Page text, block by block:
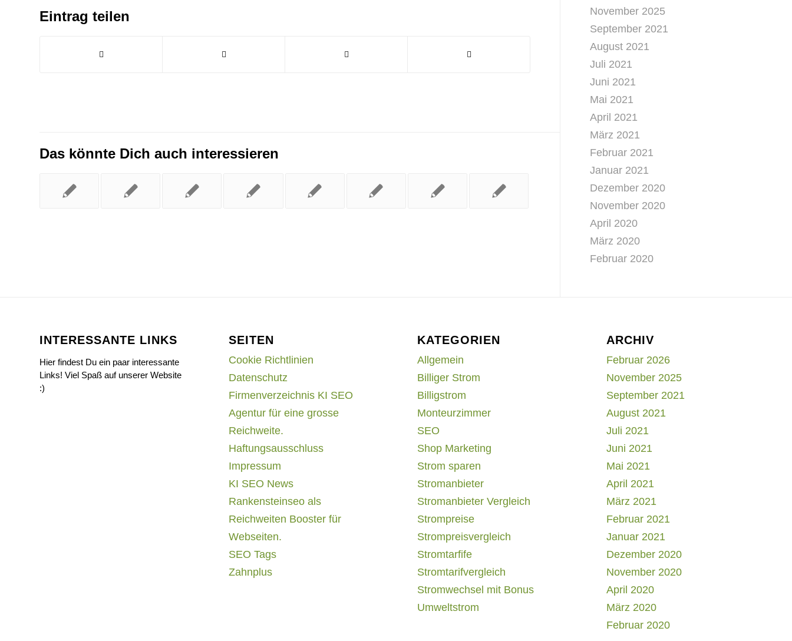
Eintrag teilen
Das könnte Dich auch interessieren
November 2025
September 2021
August 2021
Juli 2021
Juni 2021
Mai 2021
April 2021
März 2021
Februar 2021
Januar 2021
Dezember 2020
November 2020
April 2020
März 2020
Februar 2020
INTERESSANTE LINKS
Hier findest Du ein paar interessante
Links! Viel Spaß auf unserer Website
:)
SEITEN
Cookie Richtlinien
Datenschutz
Firmenverzeichnis KI SEO
Agentur für eine grosse
Reichweite.
Haftungsausschluss
Impressum
KI SEO News
Rankensteinseo als
Reichweiten Booster für
Webseiten.
SEO Tags
Zahnplus
KATEGORIEN
Allgemein
Billiger Strom
Billigstrom
Monteurzimmer
SEO
Shop Marketing
Strom sparen
Stromanbieter
Stromanbieter Vergleich
Strompreise
Strompreisvergleich
Stromtarfife
Stromtarifvergleich
Stromwechsel mit Bonus
Umweltstrom
ARCHIV
Februar 2026
November 2025
September 2021
August 2021
Juli 2021
Juni 2021
Mai 2021
April 2021
März 2021
Februar 2021
Januar 2021
Dezember 2020
November 2020
April 2020
März 2020
Februar 2020